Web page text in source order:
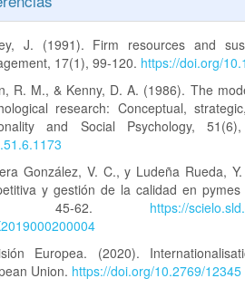
J. (1991). Firm resources and
17(1), 99-120. https://doi.org/
R. M., & Kenny, D. A. (1986). The
research: Conceptual,
and Social Psychology,
González, V. C., y Ludeña Rueda,
y gestión de la calidad en
45-62. https://
Europea. (2020).
Union. https://doi.org/10.2769/12345